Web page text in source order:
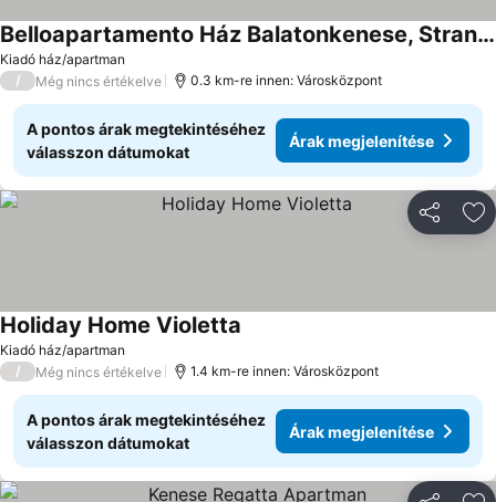
Kiadó ház/apartman
Belloapartamento Ház Balatonkenese, Strand 800m, Jakuzzi
Árak megjelenítése
/ Még nincs értékelve 0.3 km-re innen: Városközpont
A pontos árak megtekintéséhez
válasszon dátumokat
Árak megjelenítése
Kiadó ház/apartman
Holiday Home Violetta
/ Még nincs értékelve 1.4 km-re innen: Városközpont
A pontos árak megtekintéséhez
válasszon dátumokat
Árak megjelenítése